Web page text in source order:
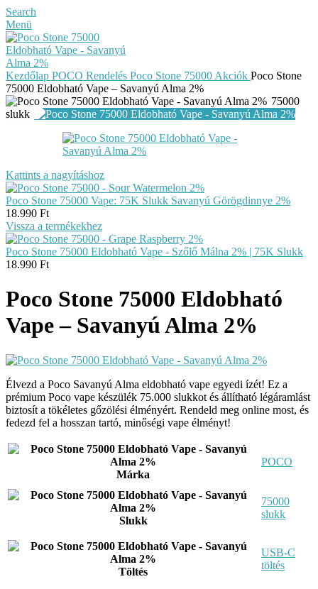
Search
Menü
Kezdőlap POCO Rendelés Poco Stone 75000 Akciók Poco Stone
75000 Eldobható Vape – Savanyú Alma 2%
75000
slukk
Kattints a nagyításhoz
Poco Stone 75000 Vape: 75K Slukk Savanyú Görögdinnye 2%
18.990 Ft
Vissza a termékekhez
Poco Stone 75000 Eldobható Vape - Szőlő Málna 2% | 75K Slukk
18.990 Ft
Poco Stone 75000 Eldobható
Vape – Savanyú Alma 2%
Élvezd a Poco Savanyú Alma eldobható vape egyedi ízét! Ez a
prémium Poco vape készülék 75.000 slukkot és állítható légáramlást
biztosít a tökéletes gőzölési élményért. Rendeld meg online most, és
fedezd fel a hosszan tartó, minőségi vape élményt!
Márka
POCO
Slukk
75000
slukk
Töltés
USB-C
töltés